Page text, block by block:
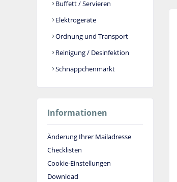
Buffett / Servieren
Elektrogeräte
Ordnung und Transport
Reinigung / Desinfektion
Schnäppchenmarkt
Informationen
Änderung Ihrer Mailadresse
Checklisten
Cookie-Einstellungen
Download